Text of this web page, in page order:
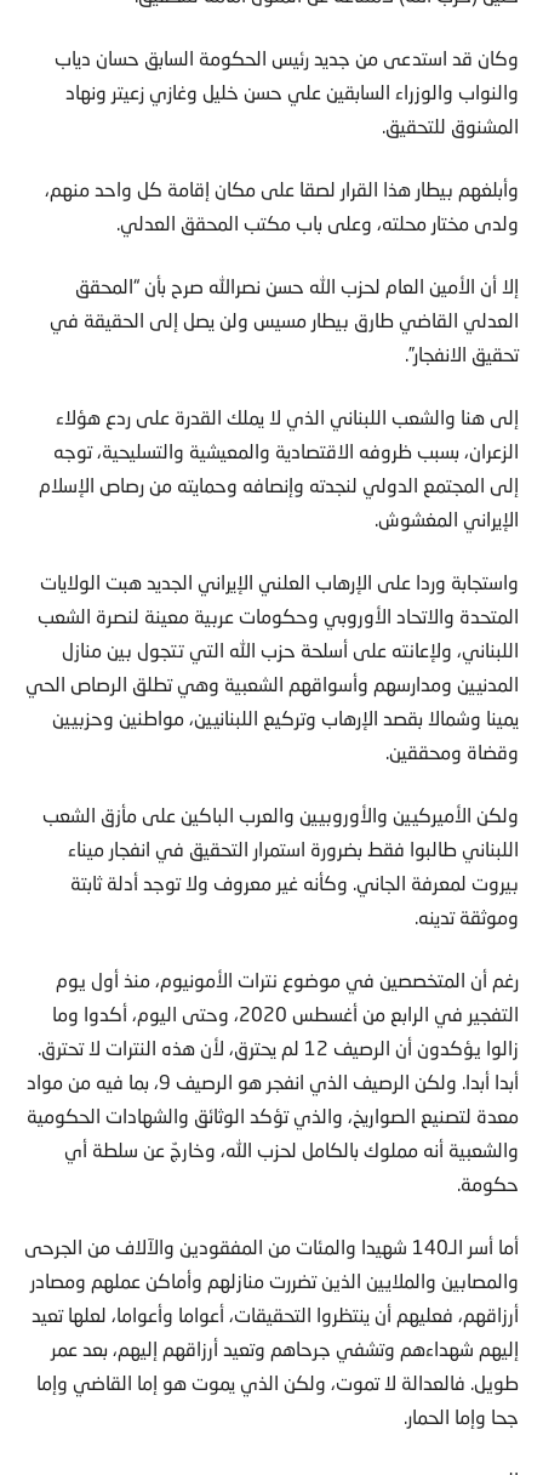
وكان قد استدعى من جديد رئيس الحكومة السابق حسان دياب
والنواب والوزراء السابقين علي حسن خليل وغازي زعيتر ونهاد
المشنوق للتحقيق.
وأبلغهم بيطار هذا القرار لصقا على مكان إقامة كل واحد منهم،
ولدى مختار محلته، وعلى باب مكتب المحقق العدلي.
إلا أن الأمين العام لحزب الله حسن نصرالله صرح بأن “المحقق
العدلي القاضي طارق بيطار مسيس ولن يصل إلى الحقيقة في
تحقيق الانفجار”.
إلى هنا والشعب اللبناني الذي لا يملك القدرة على ردع هؤلاء
الزعران، بسبب ظروفه الاقتصادية والمعيشية والتسليحية، توجه
إلى المجتمع الدولي لنجدته وإنصافه وحمايته من رصاص الإسلام
الإيراني المغشوش.
واستجابة وردا على الإرهاب العلني الإيراني الجديد هبت الولايات
المتحدة والاتحاد الأوروبي وحكومات عربية معينة لنصرة الشعب
اللبناني، ولإعانته على أسلحة حزب الله التي تتجول بين منازل
المدنيين ومدارسهم وأسواقهم الشعبية وهي تطلق الرصاص الحي
يمينا وشمالا بقصد الإرهاب وتركيع اللبنانيين، مواطنين وحزبيين
وقضاة ومحققين.
ولكن الأميركيين والأوروبيين والعرب الباكين على مأزق الشعب
اللبناني طالبوا فقط بضرورة استمرار التحقيق في انفجار ميناء
بيروت لمعرفة الجاني. وكأنه غير معروف ولا توجد أدلة ثابتة
وموثقة تدينه.
رغم أن المتخصصين في موضوع نترات الأمونيوم، منذ أول يوم
التفجير في الرابع من أغسطس 2020، وحتى اليوم، أكدوا وما
زالوا يؤكدون أن الرصيف 12 لم يحترق، لأن هذه النترات لا تحترق.
أبدا أبدا. ولكن الرصيف الذي انفجر هو الرصيف 9، بما فيه من مواد
معدة لتصنيع الصواريخ، والذي تؤكد الوثائق والشهادات الحكومية
والشعبية أنه مملوك بالكامل لحزب الله، وخارجٌ عن سلطة أي
حكومة.
أما أسر الـ140 شهيدا والمئات من المفقودين والآلاف من الجرحى
والمصابين والملايين الذين تضررت منازلهم وأماكن عملهم ومصادر
أرزاقهم، فعليهم أن ينتظروا التحقيقات، أعواما وأعواما، لعلها تعيد
إليهم شهداءهم وتشفي جرحاهم وتعيد أرزاقهم إليهم، بعد عمر
طويل. فالعدالة لا تموت، ولكن الذي يموت هو إما القاضي وإما
جحا وإما الحمار.